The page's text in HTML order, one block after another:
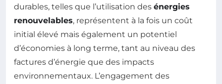
durables, telles que l’utilisation des énergies
renouvelables, représentent à la fois un coût
initial élevé mais également un potentiel
d’économies à long terme, tant au niveau des
factures d’énergie que des impacts
environnementaux. L’engagement des